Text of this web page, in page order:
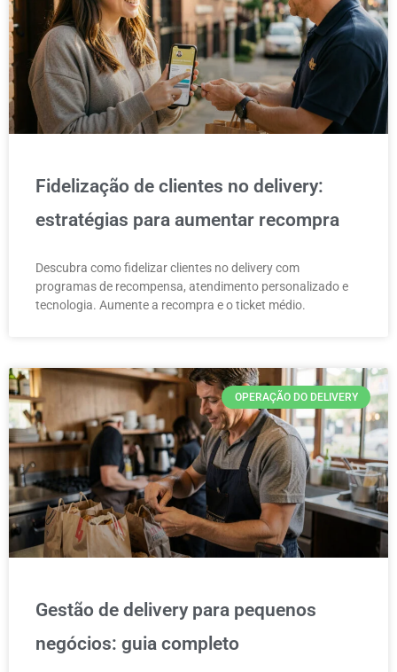
Fidelização de clientes no delivery:
estratégias para aumentar recompra
Descubra como fidelizar clientes no delivery com
programas de recompensa, atendimento personalizado e
tecnologia. Aumente a recompra e o ticket médio.
OPERAÇÃO DO DELIVERY
Gestão de delivery para pequenos
negócios: guia completo